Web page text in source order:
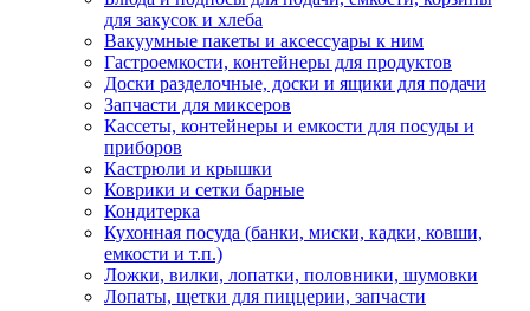
для закусок и хлеба
Вакуумные пакеты и аксессуары к ним
Гастроемкости, контейнеры для продуктов
Доски разделочные, доски и ящики для подачи
Запчасти для миксеров
Кассеты, контейнеры и емкости для посуды и
приборов
Кастрюли и крышки
Коврики и сетки барные
Кондитерка
Кухонная посуда (банки, миски, кадки, ковши,
емкости и т.п.)
Ложки, вилки, лопатки, половники, шумовки
Лопаты, щетки для пиццерии, запчасти